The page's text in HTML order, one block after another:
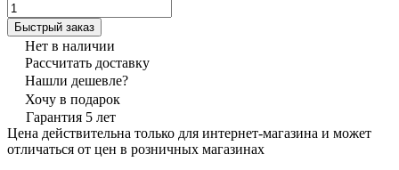
Быстрый заказ
Нет в наличии
Рассчитать доставку
Нашли дешевле?
Хочу в подарок
Гарантия 5 лет
Цена действительна только для интернет-магазина и может
отличаться от цен в розничных магазинах